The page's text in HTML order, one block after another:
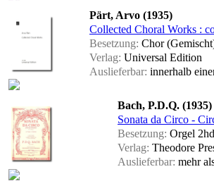
Pärt, Arvo (1935)
Collected Choral Works :
Besetzung: Chor
Verlag: Universal Edition
Auslieferbar: innerhalb
Bach, P.D.Q. (1935)
Sonata da Circo -
Besetzung: Orgel
Verlag: Theodore
Auslieferbar: mehr